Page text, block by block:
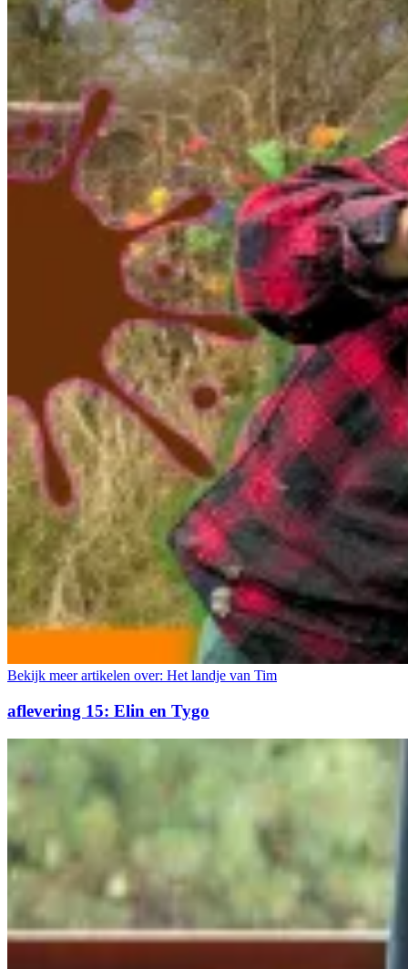
Bekijk meer artikelen over: Het landje van Tim
aflevering 15: Elin en Tygo